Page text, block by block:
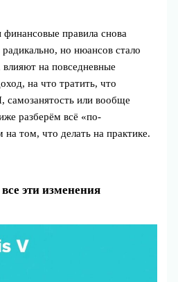
правила снова
но нюансов стало
на повседневные
на что тратить, что
или вообще
разберём всё «по-
на том, что делать на практике.
эти изменения